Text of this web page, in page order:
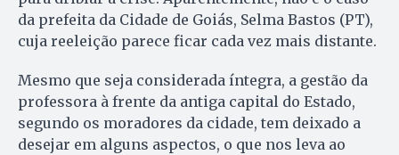
da prefeita da Cidade de Goiás, Selma Bastos (PT),
cuja reeleição parece ficar cada vez mais distante.
Mesmo que seja considerada íntegra, a gestão da
professora à frente da antiga capital do Estado,
segundo os moradores da cidade, tem deixado a
desejar em alguns aspectos, o que nos leva ao